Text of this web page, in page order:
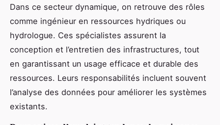
Dans ce secteur dynamique, on retrouve des rôles
comme ingénieur en ressources hydriques ou
hydrologue. Ces spécialistes assurent la
conception et l’entretien des infrastructures, tout
en garantissant un usage efficace et durable des
ressources. Leurs responsabilités incluent souvent
l’analyse des données pour améliorer les systèmes
existants.